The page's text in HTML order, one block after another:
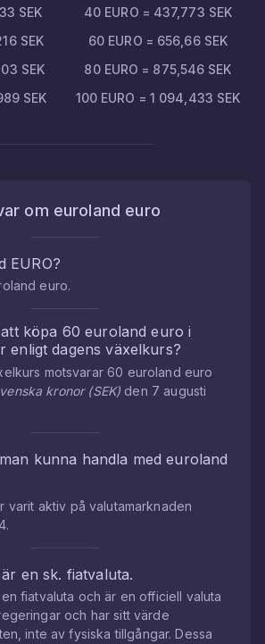
SEK 40 EURO = 437,773 SEK
SEK 60 EURO = 656,66 SEK
SEK 80 EURO = 875,546 SEK
SEK 100 EURO = 1 094,433 SEK
om euroland euro
EURO?
euro.
köpa 60euroland euro i
enligt dagens växelkurs?
motsvarar60 euroland euro
kronor(SEK) den 7 augusti
kunna handla medeuroland
varit aktiv på valutamarknaden
.
är en sk. fiatvaluta.
fiatvaluta och är en officiell valuta
och har sitt värde
inte av fysiska tillgångar. Dessa